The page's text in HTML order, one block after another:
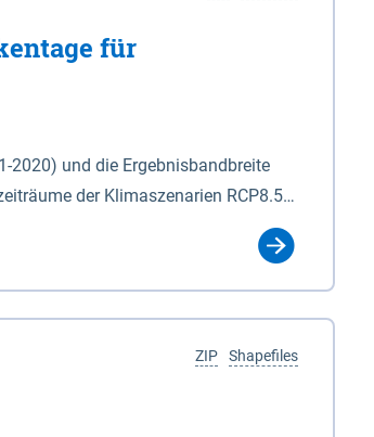
für
2020) und die Ergebnisbandbreite
der Klimaszenarien RCP8.5
hwi: Hydrologisches Winterhalbjahr
Rasterdaten mit Klassenname und
Shapefiles
ZIP